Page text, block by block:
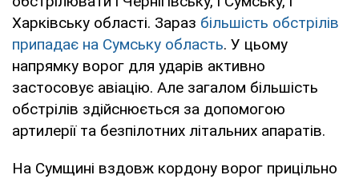
Харківську області. Зараз більшість обстрілів
припадає на Сумську область. У цьому
напрямку ворог для ударів активно
застосовує авіацію. Але загалом більшість
обстрілів здійснюється за допомогою
артилерії та безпілотних літальних апаратів.
На Сумщині вздовж кордону ворог прицільно